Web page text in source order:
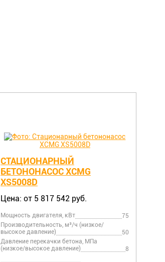
СТАЦИОНАРНЫЙ
БЕТОНОНАСОС XCMG
XS5008D
Цена: от 5 817 542 руб.
Мощность двигателя, кВт
75
Производительность, м³/ч (низкое/
высокое давление)
50
Давление перекачки бетона, МПа
(низкое/высокое давление)
8